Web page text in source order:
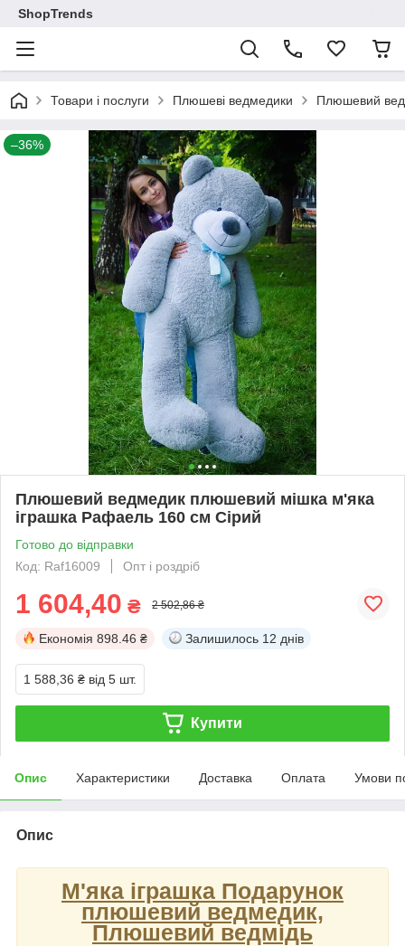
ShopTrends
Товари і послуги Плюшеві ведмедики Плюшевий
–36%
Плюшевий ведмедик плюшевий мішка м'яка
іграшка Рафаель 160 см Сірий
Готово до відправки
Код: Raf16009
Опт і роздріб
1 604,40 ₴ 2 502,86 ₴
Економія 898.46 ₴ Залишилось 12 днів
1 588,36 ₴ від 5 шт.
Купити
Опис Характеристики Доставка Оплата Умови
Опис
М'яка іграшка Подарунок
плюшевий ведмедик,
Плюшевий ведмідь